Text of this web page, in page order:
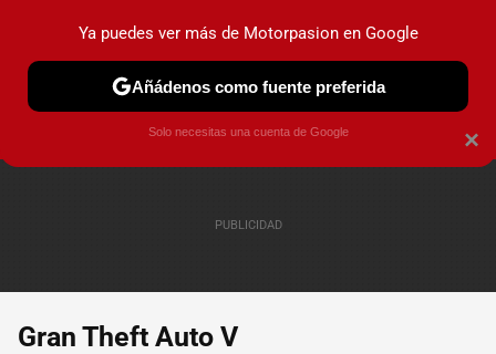
PRUEBAS COCHES ELÉCTRICOS OBSERVATORIO
Gran Theft Auto V
×
Ya puedes ver más de Motorpasion en Google
Añádenos como fuente preferida
Solo necesitas una cuenta de Google